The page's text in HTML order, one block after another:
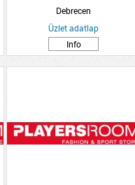
Debrecen
Üzlet adatlap
Info